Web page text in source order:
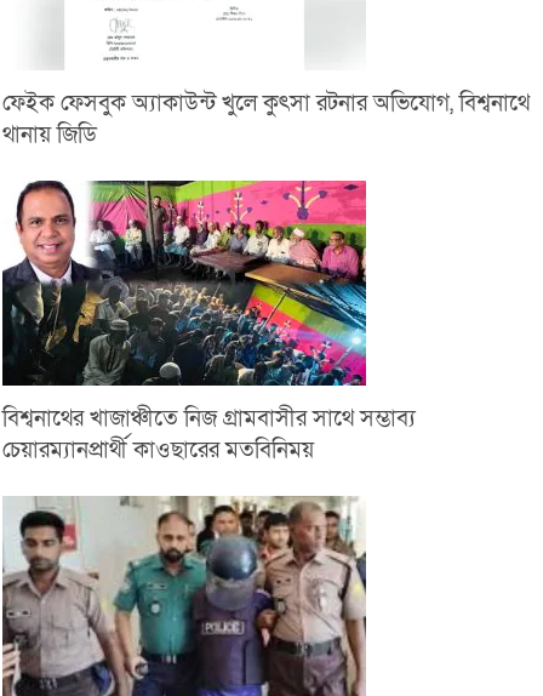
ফেইক ফেসবুক অ্যাকাউন্ট খুলে কুৎসা রটনার অভিযোগ, বিশ্বনাথে
থানায় জিডি
বিশ্বনাথের খাজাঞ্চীতে নিজ গ্রামবাসীর সাথে সম্ভাব্য
চেয়ারম্যানপ্রার্থী কাওছারের মতবিনিময়